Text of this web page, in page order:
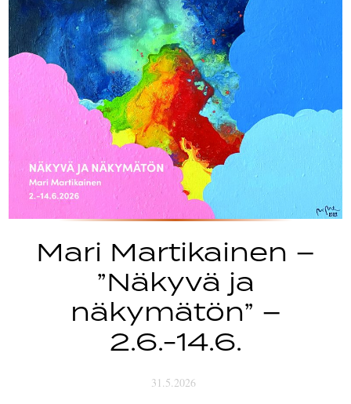
Mari Martikainen –
”Näkyvä ja
näkymätön” –
2.6.-14.6.
31.5.2026